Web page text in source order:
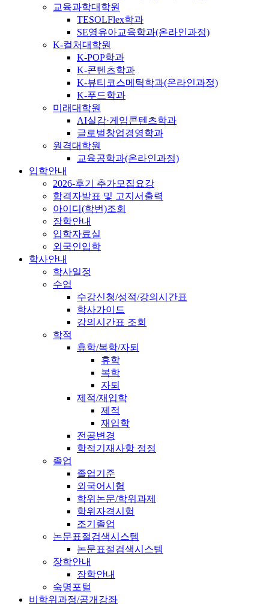
교육과학대학원
TESOLFlex학과
SE영유아교육학과(온라인과정)
K-컬처대학원
K-POP학과
K-콘텐츠학과
K-뷰티코스메틱학과(온라인과정)
K-푸드학과
미래대학원
AI실감·게임콘텐츠학과
글로벌창업경영학과
원격대학원
교육공학과(온라인과정)
입학안내
2026-후기 추가모집요강
합격자발표 및 고지서출력
아이디(학번)조회
장학안내
입학자료실
외국인입학
학사안내
학사일정
수업
수강신청/성적/강의시간표
학사가이드
강의시간표 조회
학적
휴학/복학/자퇴
휴학
복학
자퇴
제적/재입학
제적
재입학
전공변경
학적기재사항 정정
졸업
졸업기준
외국어시험
학위논문/학위과제
학위자격시험
조기졸업
논문표절검색시스템
논문표절검색시스템
장학안내
장학안내
숙명포털
비학위과정/공개강좌